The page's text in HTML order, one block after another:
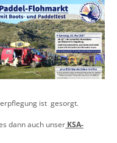
ist gesorgt.
dann auch unser KSA-